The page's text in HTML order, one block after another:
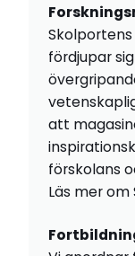
fördjupar
att
förskolans
Läs mer